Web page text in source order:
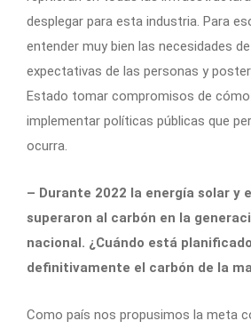
desplegar para esta industria. Para
entender muy bien las necesidades
expectativas de las personas y
Estado tomar compromisos de
implementar políticas públicas que
ocurra.
– Durante 2022 la energía solar y
superaron al carbón en la
nacional. ¿Cuándo está
definitivamente el carbón de la
Como país nos propusimos la meta